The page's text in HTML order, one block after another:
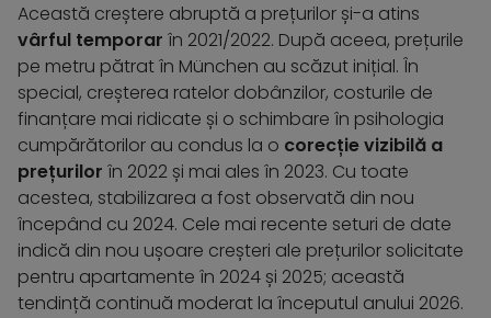
Această creștere abruptă a prețurilor și-a atins
vârful temporar în 2021/2022. După aceea, prețurile
pe metru pătrat în München au scăzut inițial. În
special, creșterea ratelor dobânzilor, costurile de
finanțare mai ridicate și o schimbare în psihologia
cumpărătorilor au condus la o corecție vizibilă a
prețurilor în 2022 și mai ales în 2023. Cu toate
acestea, stabilizarea a fost observată din nou
începând cu 2024. Cele mai recente seturi de date
indică din nou ușoare creșteri ale prețurilor solicitate
pentru apartamente în 2024 și 2025; această
tendință continuă moderat la începutul anului 2026.